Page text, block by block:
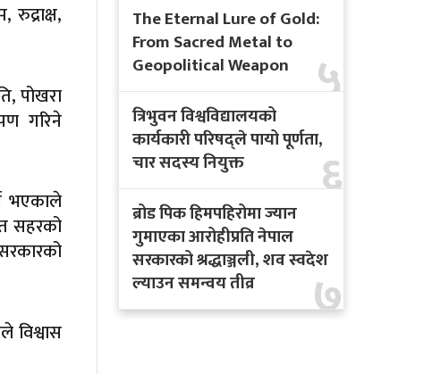
पोखरा
गरिने
भएकाले
सहरको
विश्वास
५
The Eternal Lure of Gold:
From Sacred Metal to
Geopolitical Weapon
६
त्रिभुवन विश्वविद्यालयको
कार्यकारी परिषद्ले पायो पूर्णता,
चार सदस्य नियुक्त
७
ब्रोड पिक हिमपहिरोमा ज्यान
गुमाएका आरोहीप्रति नेपाल
सरकारको श्रद्धाञ्जली, शव स्वदेश
ल्याउन समन्वय तीव्र